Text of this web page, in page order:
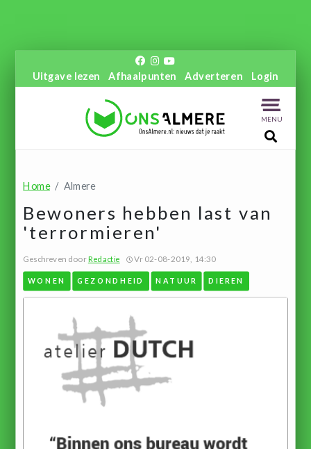
Uitgave lezen Afhaalpunten Adverteren Login
MENU
Home Almere
Bewoners hebben last van
'terrormieren'
Geschreven doorRedactie Vr 02-08-2019, 14:30
WONEN GEZONDHEID NATUUR DIEREN